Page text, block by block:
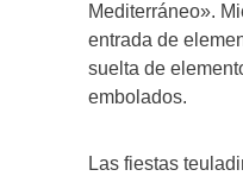
Mediterráneo».
entrada de
suelta de
embolados.
Las fiestas